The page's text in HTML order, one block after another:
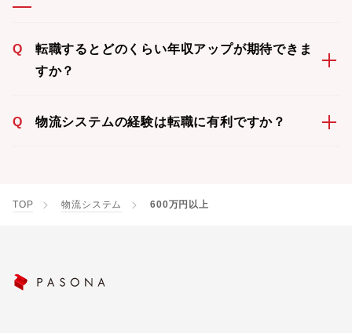
Q
転職するとどのくらい年収アップが期待できま
すか？
Q 物流システムの経験は転職に有利ですか？
TOP 物流システム 600万円以上